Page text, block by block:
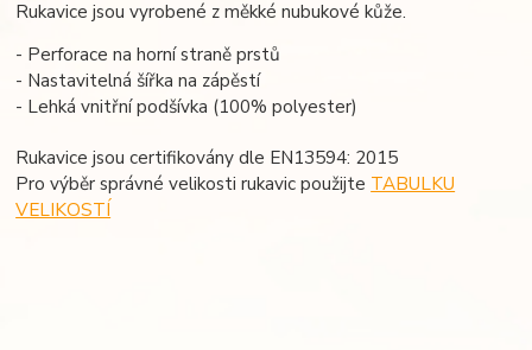
Rukavice jsou vyrobené z měkké nubukové kůže.
- Perforace na horní straně prstů
- Nastavitelná šířka na zápěstí
- Lehká vnitřní podšívka (100% polyester)
Rukavice jsou certifikovány dle EN13594: 2015
Pro výběr správné velikosti rukavic použijte TABULKU
VELIKOSTÍ